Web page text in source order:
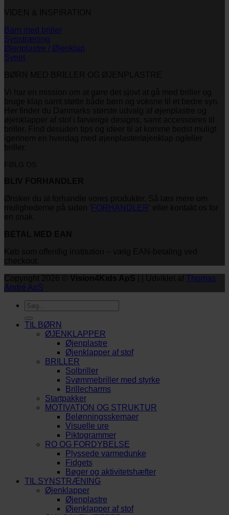
Barn med briller
Synstræning
Øjenplastre / Øjenklap
Synet
FORHANDLER
Thomas
André ApS
Søg
efter:
TIL BØRN
ØJENKLAPPER
Øjenplastre
Øjenklapper af stof
BRILLER
Solbriller
Svømmebriller med styrke
Brillecharms
Startpakker
MOTIVATION OG STRUKTUR
Belønningsskemaer
Visuelle ure
Piktogrammer
RO OG FORDYBELSE
Plyssede varmedunke
Fidgets
Bøger og aktivitetshæfter
TIL SYNSTRÆNING
Øjenklapper
Øjenplastre
Øjenklapper af stof